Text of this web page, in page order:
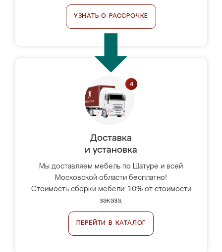
УЗНАТЬ О РАССРОЧКЕ
Доставка
и установка
Мы доставляем мебель по Шатуре и всей
Московской области бесплатно!
Стоимость сборки мебели: 10% от стоимости
заказа.
ПЕРЕЙТИ В КАТАЛОГ